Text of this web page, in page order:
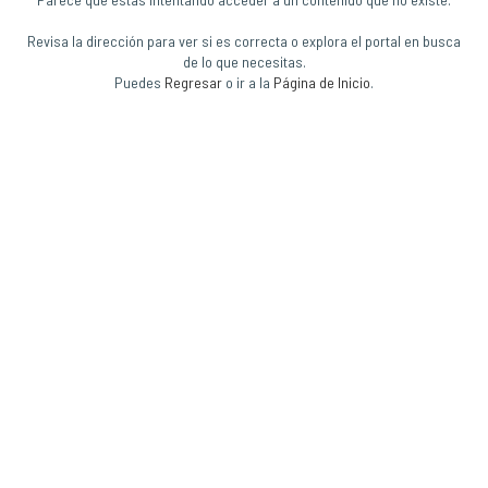
Revisa la dirección para ver si es correcta o explora el portal en busca
de lo que necesitas.
Puedes Regresar o ir a la Página de Inicio.